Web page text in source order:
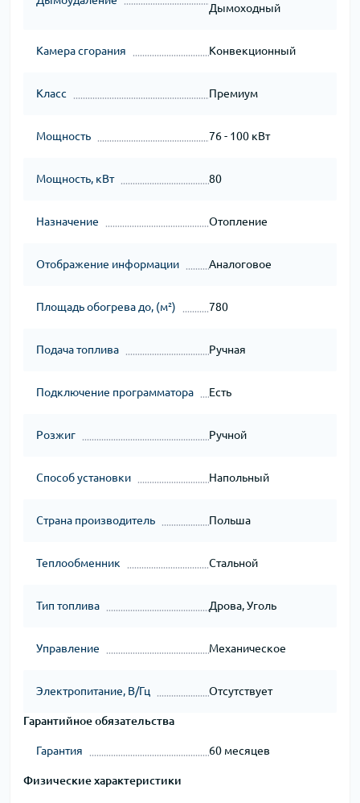
Дымоходный
Камера сгорания Конвекционный
Класс Премиум
Мощность 76 - 100 кВт
Мощность, кВт 80
Назначение Отопление
Отображение информации Аналоговое
Площадь обогрева до, (м²) 780
Подача топлива Ручная
Подключение программатора Есть
Розжиг Ручной
Способ установки Напольный
Страна производитель Польша
Теплообменник Стальной
Тип топлива Дрова, Уголь
Управление Механическое
Электропитание, В/Гц Отсутствует
Гарантийное обязательства
Гарантия 60 месяцев
Физические характеристики